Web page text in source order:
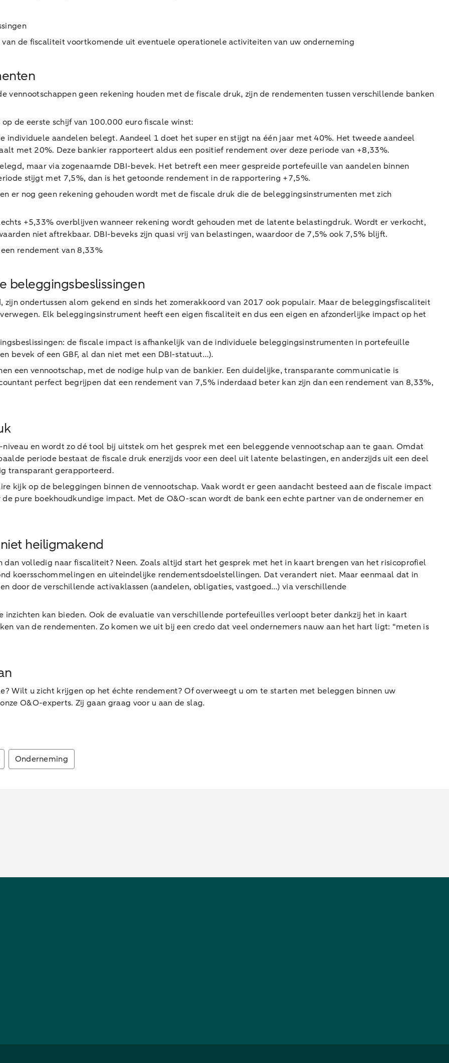
de fiscaliteit voortkomende uit eventuele operationele activiteiten van uw onderneming
geen rekening houden met de fiscale druk, zijn de rendementen tussen verschillende banken
de eerste schijf van 100.000 euro fiscale winst:
individuele aandelen belegt. Aandeel 1 doet het super en stijgt na één jaar met 40%. Het tweede aandeel
met 20%. Deze bankier rapporteert aldus een positief rendement over deze periode van +8,33%.
maar via zogenaamde DBI-bevek. Het betreft een meer gespreide portefeuille van aandelen binnen
stijgt met 7,5%, dan is het getoonde rendement in de rapportering +7,5%.
er nog geen rekening gehouden wordt met de fiscale druk die de beleggingsinstrumenten met zich
+5,33% overblijven wanneer rekening wordt gehouden met de latente belastingdruk. Wordt er verkocht,
niet aftrekbaar. DBI-beveks zijn quasi vrij van belastingen, waardoor de 7,5% ook 7,5% blijft.
rendement van 8,33%
beleggingsbeslissingen
zijn ondertussen alom gekend en sinds het zomerakkoord van 2017 ook populair. Maar de beleggingsfiscaliteit
Elk beleggingsinstrument heeft een eigen fiscaliteit en dus een eigen en afzonderlijke impact op het
de fiscale impact is afhankelijk van de individuele beleggingsinstrumenten in portefeuille
bevek of een GBF, al dan niet met een DBI-statuut…).
een vennootschap, met de nodige hulp van de bankier. Een duidelijke, transparante communicatie is
perfect begrijpen dat een rendement van 7,5% inderdaad beter kan zijn dan een rendement van 8,33%,
en wordt zo dé tool bij uitstek om het gesprek met een beleggende vennootschap aan te gaan. Omdat
periode bestaat de fiscale druk enerzijds voor een deel uit latente belastingen, en anderzijds uit een deel
transparant gerapporteerd.
kijk op de beleggingen binnen de vennootschap. Vaak wordt er geen aandacht besteed aan de fiscale impact
pure boekhoudkundige impact. Met de O&O-scan wordt de bank een echte partner van de ondernemer en
heiligmakend
dan volledig naar fiscaliteit? Neen. Zoals altijd start het gesprek met het in kaart brengen van het risicoprofiel
koersschommelingen en uiteindelijke rendementsdoelstellingen. Dat verandert niet. Maar eenmaal dat in
door de verschillende activaklassen (aandelen, obligaties, vastgoed…) via verschillende
inzichten kan bieden. Ook de evaluatie van verschillende portefeuilles verloopt beter dankzij het in kaart
van de rendementen. Zo komen we uit bij een credo dat veel ondernemers nauw aan het hart ligt: “meten is
Wilt u zicht krijgen op het échte rendement? Of overweegt u om te starten met beleggen binnen uw
O&O-experts. Zij gaan graag voor u aan de slag.
Onderneming